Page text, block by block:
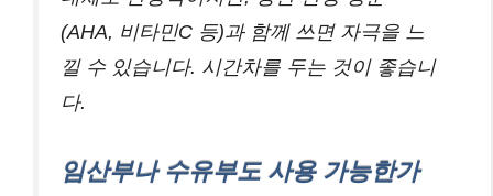
(AHA, 비타민C 등)과 함께 쓰면 자극을 느
낄 수 있습니다. 시간차를 두는 것이 좋습니
다.
임산부나 수유부도 사용 가능한가